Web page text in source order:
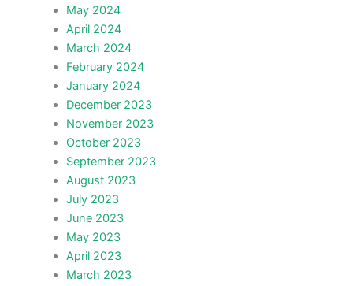
May 2024
April 2024
March 2024
February 2024
January 2024
December 2023
November 2023
October 2023
September 2023
August 2023
July 2023
June 2023
May 2023
April 2023
March 2023